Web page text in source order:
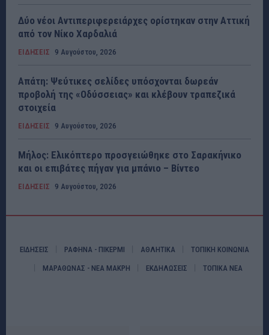
Δύο νέοι Αντιπεριφερειάρχες ορίστηκαν στην Αττική
από τον Νίκο Χαρδαλιά
ΕΙΔΗΣΕΙΣ 9 Αυγούστου, 2026
Απάτη: Ψεύτικες σελίδες υπόσχονται δωρεάν
προβολή της «Οδύσσειας» και κλέβουν τραπεζικά
στοιχεία
ΕΙΔΗΣΕΙΣ 9 Αυγούστου, 2026
Μήλος: Ελικόπτερο προσγειώθηκε στο Σαρακήνικο
και οι επιβάτες πήγαν για μπάνιο – Βίντεο
ΕΙΔΗΣΕΙΣ 9 Αυγούστου, 2026
ΕΙΔΗΣΕΙΣ ΡΑΦΗΝΑ - ΠΙΚΕΡΜΙ ΑΘΛΗΤΙΚΑ ΤΟΠΙΚΗ ΚΟΙΝΩΝΙΑ
ΜΑΡΑΘΩΝΑΣ - ΝΕΑ ΜΑΚΡΗ ΕΚΔΗΛΩΣΕΙΣ ΤΟΠΙΚΑ ΝΕΑ